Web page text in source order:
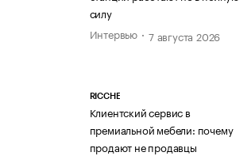
силу
Интервью
7 августа 2026
RICCHE
Клиентский сервис в
премиальной мебели: почему
продают не продавцы